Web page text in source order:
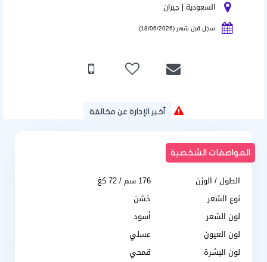
السعودية | جيزان
سجل قبل شهر (18/06/2026)
أخبر الإدارة عن مخالفة
المواصفات الشخصية
الطول / الوزن
176 سم / 72 كغ
نوع الشعر
خشن
لون الشعر
أسود
لون العيون
عسلي
لون البشرة
قمحي